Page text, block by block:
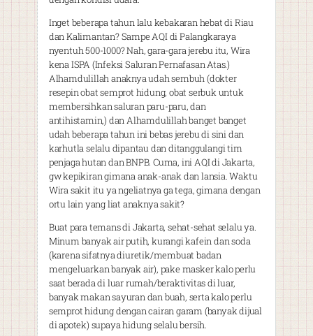
Inget beberapa tahun lalu kebakaran hebat di Riau
dan Kalimantan? Sampe AQI di Palangkaraya
nyentuh 500-1000? Nah, gara-gara jerebu itu, Wira
kena ISPA (Infeksi Saluran Pernafasan Atas.)
Alhamdulillah anaknya udah sembuh (dokter
resepin obat semprot hidung, obat serbuk untuk
membersihkan saluran paru-paru, dan
antihistamin,) dan Alhamdulillah banget banget
udah beberapa tahun ini bebas jerebu di sini dan
karhutla selalu dipantau dan ditanggulangi tim
penjaga hutan dan BNPB. Cuma, ini AQI di Jakarta,
gw kepikiran gimana anak-anak dan lansia. Waktu
Wira sakit itu ya ngeliatnya ga tega, gimana dengan
ortu lain yang liat anaknya sakit?
Buat para temans di Jakarta, sehat-sehat selalu ya.
Minum banyak air putih, kurangi kafein dan soda
(karena sifatnya diuretik/membuat badan
mengeluarkan banyak air), pake masker kalo perlu
saat berada di luar rumah/beraktivitas di luar,
banyak makan sayuran dan buah, serta kalo perlu
semprot hidung dengan cairan garam (banyak dijual
di apotek) supaya hidung selalu bersih.